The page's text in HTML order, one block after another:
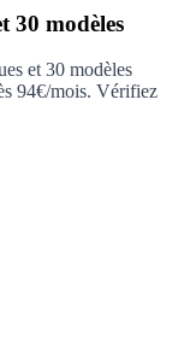
30 modèles
et 30 modèles
94€/mois. Vérifiez